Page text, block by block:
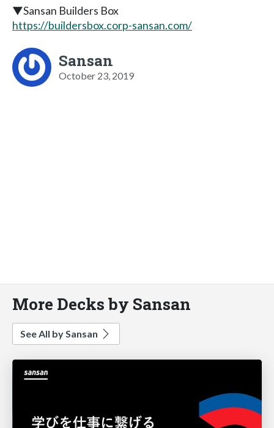
▼Sansan Builders Box
https://buildersbox.corp-sansan.com/
Sansan
October 23, 2019
More Decks by Sansan
See All by Sansan